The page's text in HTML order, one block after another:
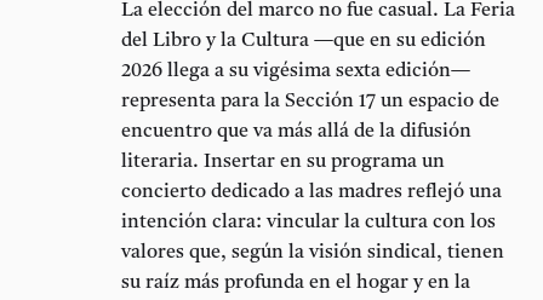
La elección del marco no fue casual. La Feria
del Libro y la Cultura —que en su edición
2026 llega a suvigésima sexta edición—
representa para la Sección 17 un espacio de
encuentro que va más allá de la difusión
literaria. Insertar en su programa un
concierto dedicado a las madres reflejó una
intención clara: vincular la cultura con los
valores que, según la visión sindical, tienen
su raíz más profunda en el hogar y en la